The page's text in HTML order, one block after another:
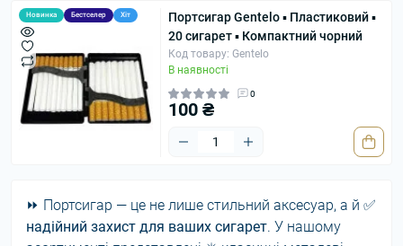
Новинка Бестселер Хіт
Портсигар Gentelo ▪ Пластиковий ▪
20 сигарет ▪ Компактний чорний
Код товару: Gentelo
В наявності
0
100 ₴
⏩ Портсигар — це не лише стильний аксесуар, а й ✅
надійний захист для ваших сигарет. У нашому